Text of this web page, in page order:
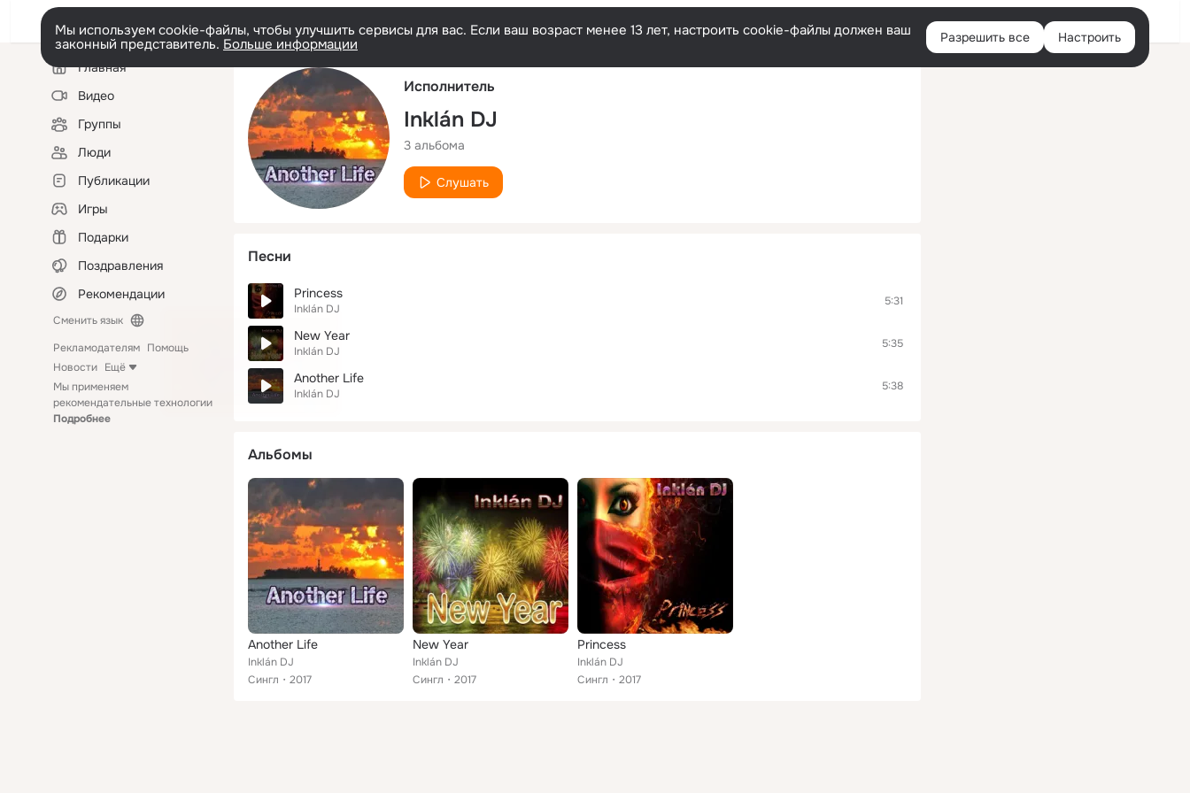
Русский Войти
Мы используем cookie-файлы, чтобы улучшить сервисы для вас. Если ваш возраст менее 13 лет, настроить cookie-файлы должен ваш
законный представитель. Больше информации Разрешить все Настроить
Левая
колонкаГлавная
Видео
Группы
Люди
Публикации
Игры
Подарки
Поздравления
Рекомендации
Сменить язык
Рекламодателям Помощь
Новости Ещё
Мы применяем
рекомендательные технологии
Подробнее
Исполнитель
Inklán DJ
3 альбома
Слушать
Песни
Princess
Inklán DJ
5:31
New Year
Inklán DJ
5:35
Another Life
Inklán DJ
5:38
Альбомы
Another Life
Inklán DJ
Сингл
2017
New Year
Inklán DJ
Сингл
2017
Princess
Inklán DJ
Сингл
2017